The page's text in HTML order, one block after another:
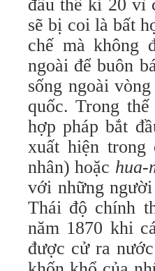
đầu thế kỉ 20 vì
sẽ bị coi là bất
chế mà không
ngoài để buôn
sống ngoài
quốc. Trong
hợp pháp bắt
xuất hiện
nhân) hoặc hua-
với những
Thái độ chính
năm 1870 khi
được cử ra